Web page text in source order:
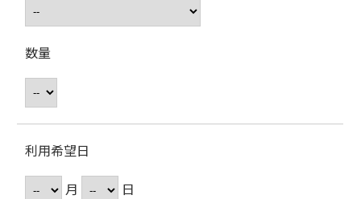
数量
利用希望日
月
日